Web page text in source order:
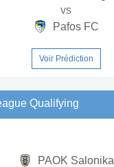
vs
Pafos FC
Voir Prédiction
Qualifying
PAOK Salonika